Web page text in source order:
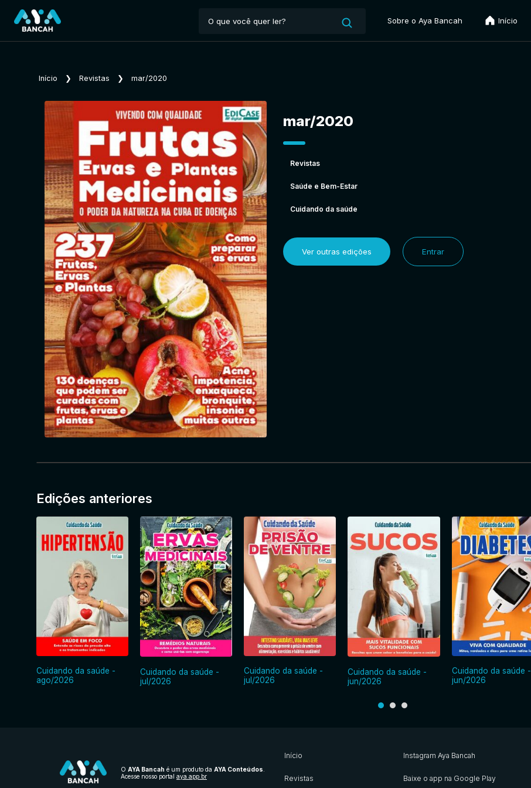
Sobre o Aya Bancah Início
Início ❯ Revistas ❯ mar/2020
mar/2020
Revistas
Saúde e Bem-Estar
Cuidando da saúde
Ver outras edições Entrar
Edições anteriores
Cuidando da saúde -
ago/2026
Cuidando da saúde -
jul/2026
Cuidando da saúde -
jul/2026
Cuidando da saúde -
jun/2026
Cuidando da saúde -
jun/2026
O AYA Bancah é um produto da AYA Conteúdos.
Acesse nosso portal aya.app.br
Início
Revistas
Instagram Aya Bancah
Baixe o app na Google Play